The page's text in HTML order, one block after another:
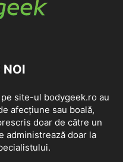
NOI
site-ul bodygeek.ro au
afecțiune sau boală,
doar de către un
administrează doar la